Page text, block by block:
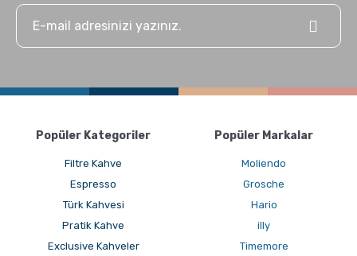
Popüler Kategoriler
Filtre Kahve
Espresso
Türk Kahvesi
Pratik Kahve
Exclusive Kahveler
Popüler Markalar
Moliendo
Grosche
Hario
illy
Timemore